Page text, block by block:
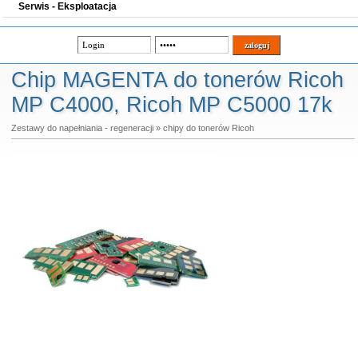
Serwis - Eksploatacja
Chip MAGENTA do tonerów Ricoh
MP C4000, Ricoh MP C5000 17k
Zestawy do napełniania - regeneracji» chipy do tonerów Ricoh